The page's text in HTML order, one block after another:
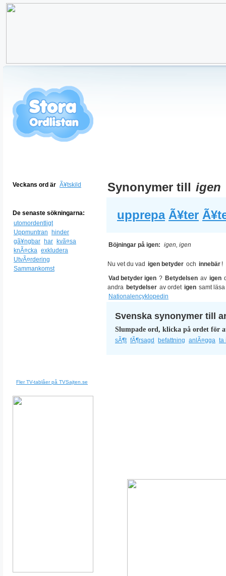
Veckans ord är Ã¥tskild
De senaste sökningarna:
utomordentligt
Uppmuntran
hinder
gã¥ngbar
har
kvã¤sa
knÃ¤cka exkludera
UtvÃ¤rdering
Sammankomst
Fler TV-tablåer på TVSajten.se
Synonymer till igen
upprepa Ã¥ter
Böjningar på igen: igen, igen
Nu vet du vad igen betyder och innebär !
Vad betyder igen ? Betydelsen av igen
andra betydelser av ordet igen samt
Nationalencyklopedin
Svenska synonymer till
Slumpade ord, klicka på ordet för
sÃ¶t fÃ¶rsagd befattning anlÃ¤gga ta